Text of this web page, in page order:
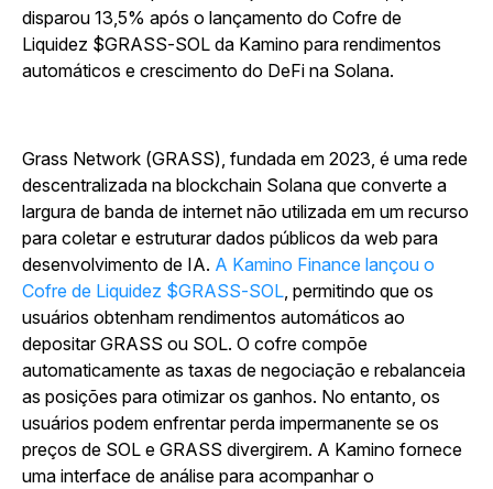
disparou 13,5% após o lançamento do Cofre de
Liquidez $GRASS-SOL da Kamino para rendimentos
automáticos e crescimento do DeFi na Solana.
Grass Network (GRASS), fundada em 2023, é uma rede
descentralizada na blockchain Solana que converte a
largura de banda de internet não utilizada em um recurso
para coletar e estruturar dados públicos da web para
desenvolvimento de IA. A Kamino Finance lançou o
Cofre de Liquidez $GRASS-SOL, permitindo que os
usuários obtenham rendimentos automáticos ao
depositar GRASS ou SOL. O cofre compõe
automaticamente as taxas de negociação e rebalanceia
as posições para otimizar os ganhos. No entanto, os
usuários podem enfrentar perda impermanente se os
preços de SOL e GRASS divergirem. A Kamino fornece
uma interface de análise para acompanhar o